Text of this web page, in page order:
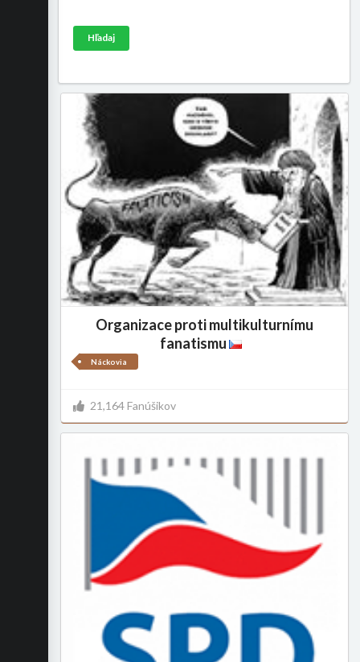
Hľadaj
Organizace proti multikulturnímu
fanatismu
Náckovia
21,164 Fanúšikov